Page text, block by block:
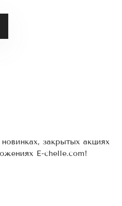
закрытых акциях
E-chelle.com!